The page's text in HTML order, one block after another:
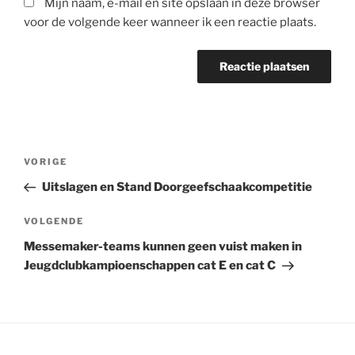
Mijn naam, e-mail en site opslaan in deze browser
voor de volgende keer wanneer ik een reactie plaats.
Bericht
Vorig
bericht
VORIGE
Uitslagen en Stand Doorgeefschaakcompetitie
Volgend
bericht
VOLGENDE
Messemaker-teams kunnen geen vuist maken in
Jeugdclubkampioenschappen cat E en cat C